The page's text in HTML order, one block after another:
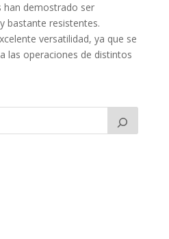
han demostrado ser
bastante resistentes.
versatilidad, ya que se
las operaciones de distintos